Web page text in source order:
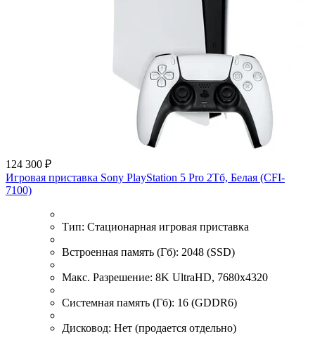
124 300 ₽
Игровая приставка Sony PlayStation 5 Pro 2Тб, Белая (CFI-
7100)
Тип: Стационарная игровая приставка
Встроенная память (Гб): 2048 (SSD)
Макс. Разрешение: 8K UltraHD, 7680x4320
Системная память (Гб): 16 (GDDR6)
Дисковод: Нет (продается отдельно)